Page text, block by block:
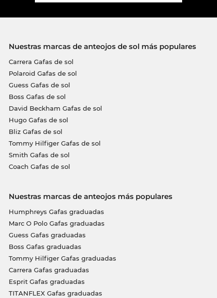
Nuestras marcas de anteojos de sol más populares
Carrera Gafas de sol
Polaroid Gafas de sol
Guess Gafas de sol
Boss Gafas de sol
David Beckham Gafas de sol
Hugo Gafas de sol
Bliz Gafas de sol
Tommy Hilfiger Gafas de sol
Smith Gafas de sol
Coach Gafas de sol
Nuestras marcas de anteojos más populares
Humphreys Gafas graduadas
Marc O Polo Gafas graduadas
Guess Gafas graduadas
Boss Gafas graduadas
Tommy Hilfiger Gafas graduadas
Carrera Gafas graduadas
Esprit Gafas graduadas
TITANFLEX Gafas graduadas